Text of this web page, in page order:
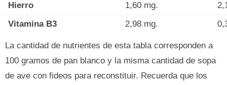
Hierro
1,60 mg.
Vitamina B3
2,98 mg.
La cantidad de nutrientes de esta tabla corresponden a
100 gramos de pan blanco y la misma cantidad de sopa
de ave con fideos para reconstituir. Recuerda que los